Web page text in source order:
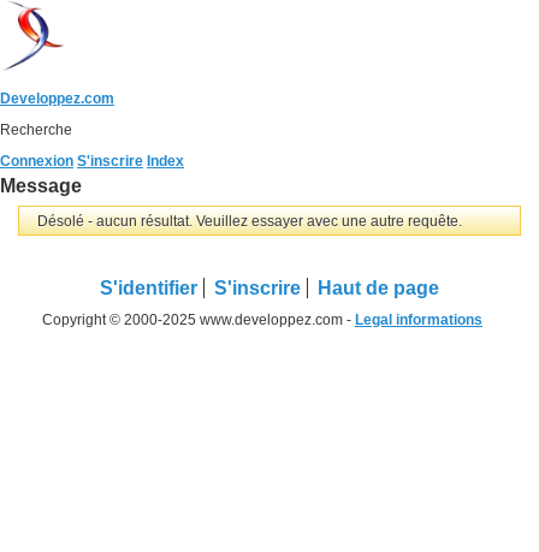
Developpez.com
Recherche
Connexion S'inscrire Index
Message
Désolé - aucun résultat. Veuillez essayer avec une autre requête.
S'identifier S'inscrire Haut de page
Copyright © 2000-2025 www.developpez.com - Legal informations